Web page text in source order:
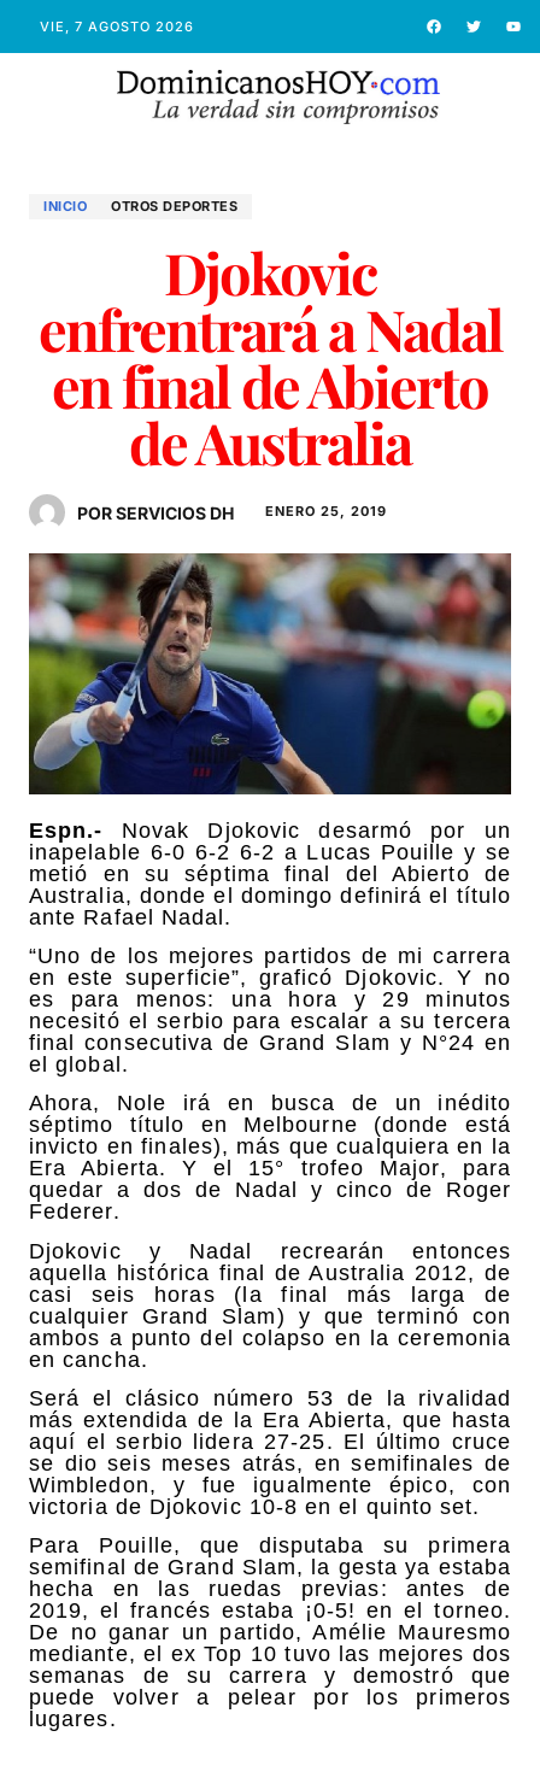
VIE, 7 AGOSTO 2026
INICIO OTROS DEPORTES
Djokovic
enfrentrará a Nadal
en final de Abierto
de Australia
POR SERVICIOS DH ENERO 25, 2019
Espn.- Novak Djokovic desarmó por un
inapelable 6-0 6-2 6-2 a Lucas Pouille y se
metió en su séptima final del Abierto de
Australia, donde el domingo definirá el título
ante Rafael Nadal.
“Uno de los mejores partidos de mi carrera
en este superficie”, graficó Djokovic. Y no
es para menos: una hora y 29 minutos
necesitó el serbio para escalar a su tercera
final consecutiva de Grand Slam y N°24 en
el global.
Ahora, Nole irá en busca de un inédito
séptimo título en Melbourne (donde está
invicto en finales), más que cualquiera en la
Era Abierta. Y el 15° trofeo Major, para
quedar a dos de Nadal y cinco de Roger
Federer.
Djokovic y Nadal recrearán entonces
aquella histórica final de Australia 2012, de
casi seis horas (la final más larga de
cualquier Grand Slam) y que terminó con
ambos a punto del colapso en la ceremonia
en cancha.
Será el clásico número 53 de la rivalidad
más extendida de la Era Abierta, que hasta
aquí el serbio lidera 27-25. El último cruce
se dio seis meses atrás, en semifinales de
Wimbledon, y fue igualmente épico, con
victoria de Djokovic 10-8 en el quinto set.
Para Pouille, que disputaba su primera
semifinal de Grand Slam, la gesta ya estaba
hecha en las ruedas previas: antes de
2019, el francés estaba ¡0-5! en el torneo.
De no ganar un partido, Amélie Mauresmo
mediante, el ex Top 10 tuvo las mejores dos
semanas de su carrera y demostró que
puede volver a pelear por los primeros
lugares.